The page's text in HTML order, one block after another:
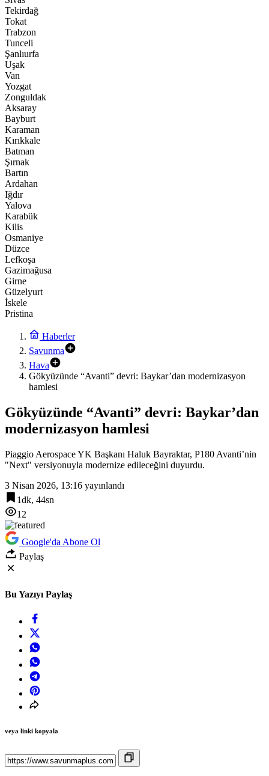
Tekirdağ
Tokat
Trabzon
Tunceli
Şanlıurfa
Uşak
Van
Yozgat
Zonguldak
Aksaray
Bayburt
Karaman
Kırıkkale
Batman
Şırnak
Bartın
Ardahan
Iğdır
Yalova
Karabük
Kilis
Osmaniye
Düzce
Lefkoşa
Gazimağusa
Girne
Güzelyurt
İskele
Pristina
Haberler
Savunma
Hava
Gökyüzünde “Avanti” devri: Baykar’dan modernizasyon
hamlesi
Gökyüzünde “Avanti” devri: Baykar’dan
modernizasyon hamlesi
Piaggio Aerospace YK Başkanı Haluk Bayraktar, P180 Avanti’nin
"Next" versiyonuyla modernize edileceğini duyurdu.
3 Nisan 2026, 13:16 yayınlandı
1dk, 44sn
12
Google'da Abone Ol
Paylaş
Bu Yazıyı Paylaş
veya linki kopyala